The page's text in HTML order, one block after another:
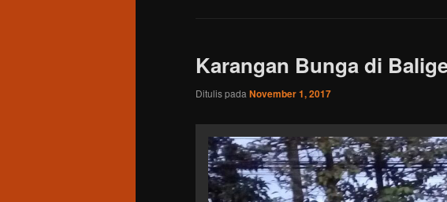
Karangan Bunga di
Ditulis pada November 1, 2017